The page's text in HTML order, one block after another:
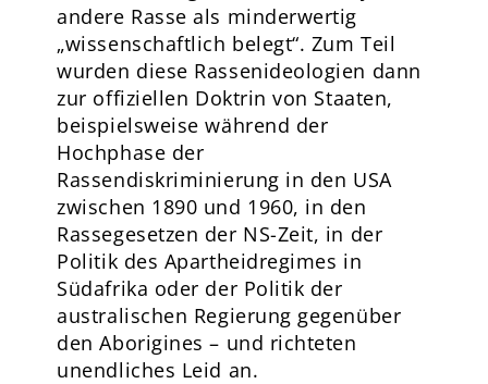
andere Rasse als minderwertig
„wissenschaftlich belegt“. Zum Teil
wurden diese Rassenideologien dann
zur offiziellen Doktrin von Staaten,
beispielsweise während der
Hochphase der
Rassendiskriminierung in den USA
zwischen 1890 und 1960, in den
Rassegesetzen der NS-Zeit, in der
Politik des Apartheidregimes in
Südafrika oder der Politik der
australischen Regierung gegenüber
den Aborigines – und richteten
unendliches Leid an.